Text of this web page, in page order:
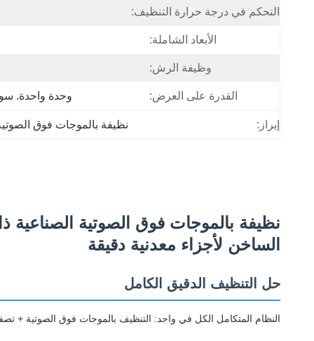
التحكم في درجة حرارة التنظيف:
الأبعاد الشاملة:
وظيفة الرش:
القدرة على العرض: وحدة واحدة. سوف
إبراز: نظيفة بالموجات فوق الصوتية
الساخن لأجزاء معدنية دقيقة
حل التنظيف الدقيق الكامل
النظام المتكامل الكل في واحد: التنظيف بالموجات فوق الصوتية